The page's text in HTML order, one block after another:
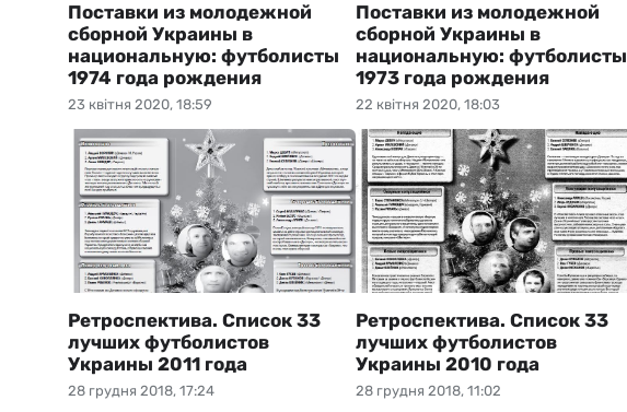
23 квітня 2020, 18:59
Поставки из молодежной
сборной Украины в
национальную: футболисты
1974 года рождения
22 квітня 2020, 18:03
Поставки из молодежной
сборной Украины в
национальную: футболисты
1973 года рождения
28 грудня 2018, 17:24
Ретроспектива. Список 33
лучших футболистов
Украины 2011 года
28 грудня 2018, 11:02
Ретроспектива. Список 33
лучших футболистов
Украины 2010 года